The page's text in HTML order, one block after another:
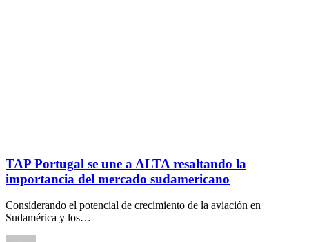
TAP Portugal se une a ALTA resaltando la
importancia del mercado sudamericano
Considerando el potencial de crecimiento de la aviación en
Sudamérica y los…